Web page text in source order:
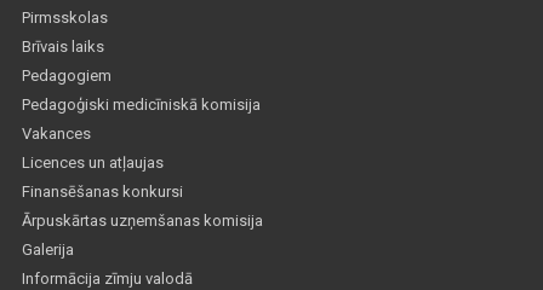
Pirmsskolas
Brīvais laiks
Pedagogiem
Pedagoģiski medicīniskā komisija
Vakances
Licences un atļaujas
Finansēšanas konkursi
Ārpuskārtas uzņemšanas komisija
Galerija
Informācija zīmju valodā